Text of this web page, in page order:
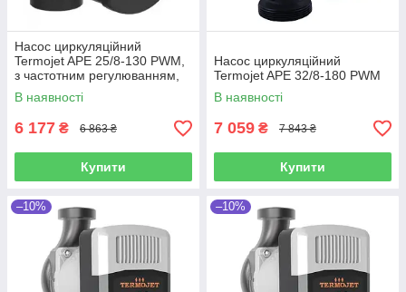
Насос циркуляційний
Termojet APE 25/8-130 PWM,
з частотним регулюванням,
база 130мм
В наявності
6 177 ₴ 6 863 ₴
Купити
Насос циркуляційний
Termojet APE 32/8-180 PWM
В наявності
7 059 ₴ 7 843 ₴
Купити
–10% –10%